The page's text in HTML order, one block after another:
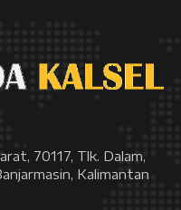
70117, Tlk. Dalam,
Kalimantan